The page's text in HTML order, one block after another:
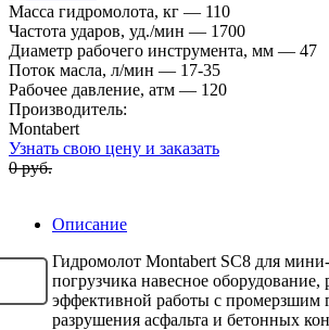
Масса гидромолота, кг — 110
Частота ударов, уд./мин — 1700
Диаметр рабочего инструмента, мм — 47
Поток масла, л/мин — 17-35
Рабочее давление, атм — 120
Производитель:
Montabert
Узнать свою цену и заказать
0 руб.
Описание
Гидромолот Montabert SC8 для
погрузчика навесное оборудование,
эффективной работы с промерзшим
разрушения асфальта и бетонных